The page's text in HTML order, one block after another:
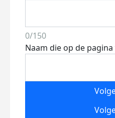
0/150
Naam die op de